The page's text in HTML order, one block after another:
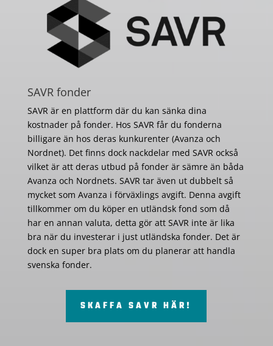
SAVR fonder
SAVR är en plattform där du kan sänka dina
kostnader på fonder. Hos SAVR får du fonderna
billigare än hos deras kunkurenter (Avanza och
Nordnet). Det finns dock nackdelar med SAVR också
vilket är att deras utbud på fonder är sämre än båda
Avanza och Nordnets. SAVR tar även ut dubbelt så
mycket som Avanza i förväxlings avgift. Denna avgift
tillkommer om du köper en utländsk fond som då
har en annan valuta, detta gör att SAVR inte är lika
bra när du investerar i just utländska fonder. Det är
dock en super bra plats om du planerar att handla
svenska fonder.
SKAFFA SAVR HÄR!